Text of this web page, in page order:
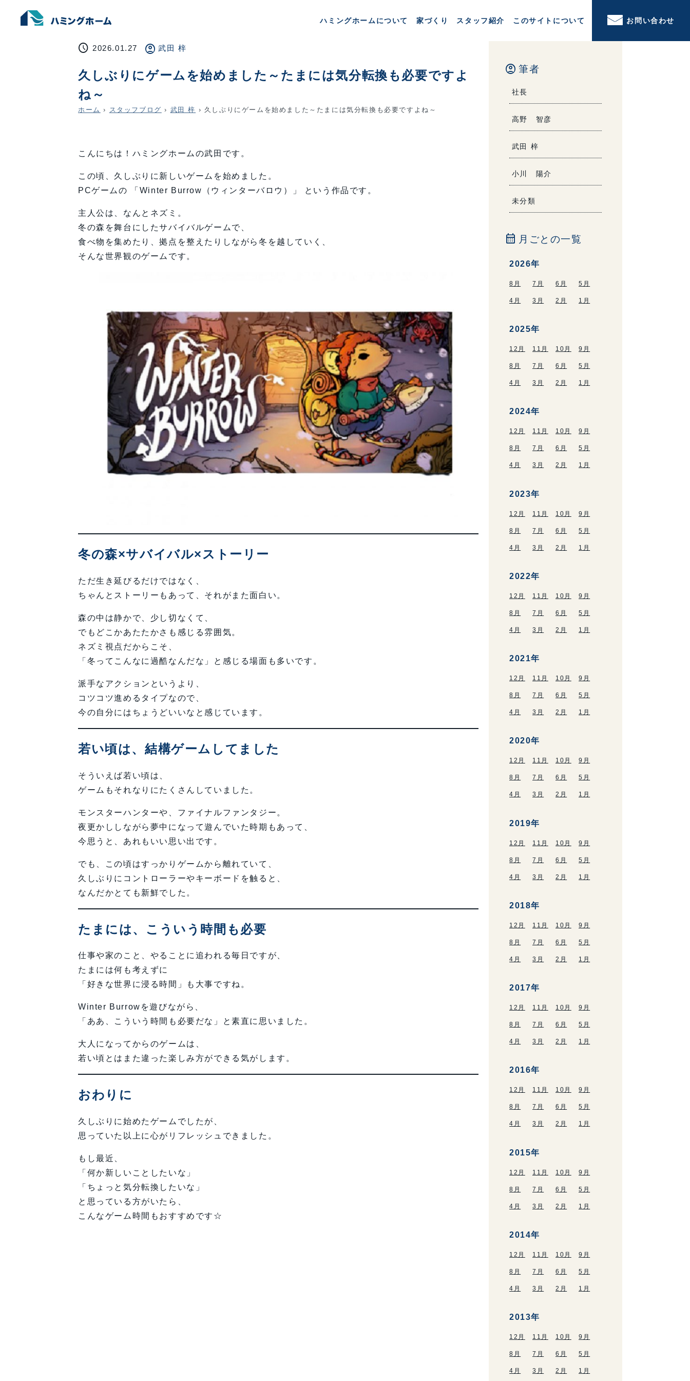
ハミングホームについて 家づくり スタッフ紹介 このサイトについて お問い合わせ
schedule 2026.01.27 account_circle 武田 梓
久しぶりにゲームを始めました～たまには気分転換も必要ですよ
ね～
ホーム › スタッフブログ › 武田 梓 › 久しぶりにゲームを始めました～たまには気分転換も必要ですよね～
こんにちは！ハミングホームの武田です。
この頃、久しぶりに新しいゲームを始めました。
PCゲームの 「Winter Burrow（ウィンターバロウ）」 という作品です。
主人公は、なんとネズミ。
冬の森を舞台にしたサバイバルゲームで、
食べ物を集めたり、拠点を整えたりしながら冬を越していく、
そんな世界観のゲームです。
冬の森×サバイバル×ストーリー
ただ生き延びるだけではなく、
ちゃんとストーリーもあって、それがまた面白い。
森の中は静かで、少し切なくて、
でもどこかあたたかさも感じる雰囲気。
ネズミ視点だからこそ、
「冬ってこんなに過酷なんだな」と感じる場面も多いです。
派手なアクションというより、
コツコツ進めるタイプなので、
今の自分にはちょうどいいなと感じています。
若い頃は、結構ゲームしてました
そういえば若い頃は、
ゲームもそれなりにたくさんしていました。
モンスターハンターや、ファイナルファンタジー。
夜更かししながら夢中になって遊んでいた時期もあって、
今思うと、あれもいい思い出です。
でも、この頃はすっかりゲームから離れていて、
久しぶりにコントローラーやキーボードを触ると、
なんだかとても新鮮でした。
たまには、こういう時間も必要
仕事や家のこと、やることに追われる毎日ですが、
たまには何も考えずに
「好きな世界に浸る時間」も大事ですね。
Winter Burrowを遊びながら、
「ああ、こういう時間も必要だな」と素直に思いました。
大人になってからのゲームは、
若い頃とはまた違った楽しみ方ができる気がします。
おわりに
久しぶりに始めたゲームでしたが、
思っていた以上に心がリフレッシュできました。
もし最近、
「何か新しいことしたいな」
「ちょっと気分転換したいな」
と思っている方がいたら、
こんなゲーム時間もおすすめです☆
account_circle 筆者
社長
高野 智彦
武田 梓
小川 陽介
未分類
calendar_month 月ごとの一覧
2026年
8月 7月 6月 5月
4月 3月 2月 1月
2025年
12月 11月 10月 9月
8月 7月 6月 5月
4月 3月 2月 1月
2024年
12月 11月 10月 9月
8月 7月 6月 5月
4月 3月 2月 1月
2023年
12月 11月 10月 9月
8月 7月 6月 5月
4月 3月 2月 1月
2022年
12月 11月 10月 9月
8月 7月 6月 5月
4月 3月 2月 1月
2021年
12月 11月 10月 9月
8月 7月 6月 5月
4月 3月 2月 1月
2020年
12月 11月 10月 9月
8月 7月 6月 5月
4月 3月 2月 1月
2019年
12月 11月 10月 9月
8月 7月 6月 5月
4月 3月 2月 1月
2018年
12月 11月 10月 9月
8月 7月 6月 5月
4月 3月 2月 1月
2017年
12月 11月 10月 9月
8月 7月 6月 5月
4月 3月 2月 1月
2016年
12月 11月 10月 9月
8月 7月 6月 5月
4月 3月 2月 1月
2015年
12月 11月 10月 9月
8月 7月 6月 5月
4月 3月 2月 1月
2014年
12月 11月 10月 9月
8月 7月 6月 5月
4月 3月 2月 1月
2013年
12月 11月 10月 9月
8月 7月 6月 5月
4月 3月 2月 1月